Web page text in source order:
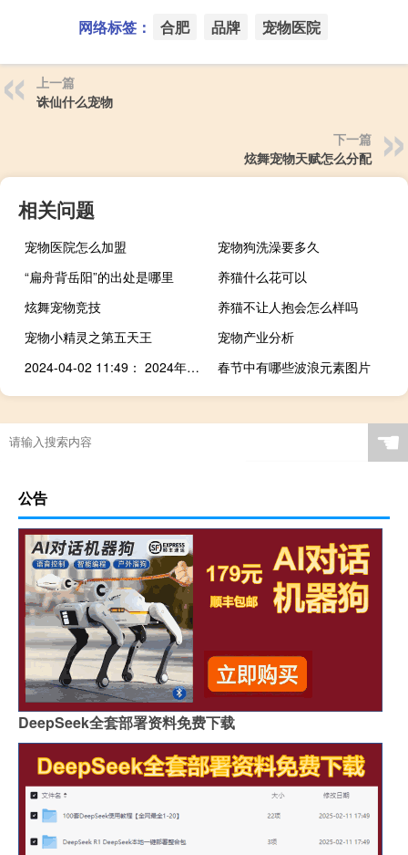
网络标签： 合肥 品牌 宠物医院
上一篇
诛仙什么宠物
下一篇
炫舞宠物天赋怎么分配
相关问题
宠物医院怎么加盟
宠物狗洗澡要多久
“扁舟背岳阳”的出处是哪里
养猫什么花可以
炫舞宠物竞技
养猫不让人抱会怎么样吗
宠物小精灵之第五天王
宠物产业分析
2024-04-02 11:49： 2024年4月2日11:49受下雨天气影响,榆蓝高速渭玉段蒲城东、卤阳湖、蔺店、渭南北收费站入口临时管控。 ​​​
春节中有哪些波浪元素图片
☚
公告
DeepSeek全套部署资料免费下载